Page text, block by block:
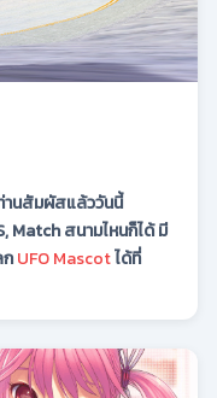
านสัมผัสแล้ววันนี้
Match สนามไหนก็ได้ มี
กUFO Mascotได้ที่